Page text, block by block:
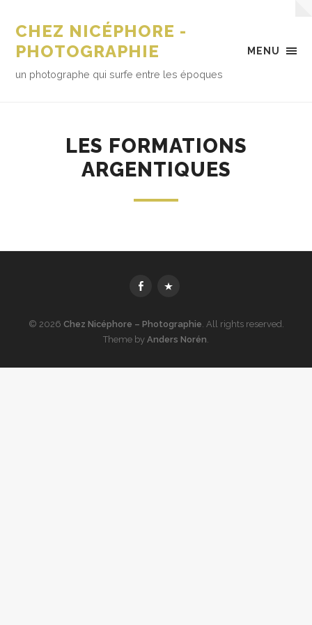
MENU
CHEZ NICÉPHORE -
PHOTOGRAPHIE
un photographe qui surfe entre les époques
LES FORMATIONS
ARGENTIQUES
FbK MesImages
© 2026 Chez Nicéphore – Photographie. All rights reserved.
Theme by Anders Norén.